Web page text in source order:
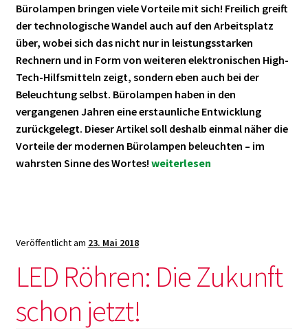
Bürolampen bringen viele Vorteile mit sich! Freilich greift
der technologische Wandel auch auf den Arbeitsplatz
über, wobei sich das nicht nur in leistungsstarken
Rechnern und in Form von weiteren elektronischen High-
Tech-Hilfsmitteln zeigt, sondern eben auch bei der
Beleuchtung selbst. Bürolampen haben in den
vergangenen Jahren eine erstaunliche Entwicklung
zurückgelegt. Dieser Artikel soll deshalb einmal näher die
Vorteile der modernen Bürolampen beleuchten – im
wahrsten Sinne des Wortes! Vorteile
weiterlesen
Veröffentlicht am 23. Mai 2018
LED Röhren: Die Zukunft
schon jetzt!